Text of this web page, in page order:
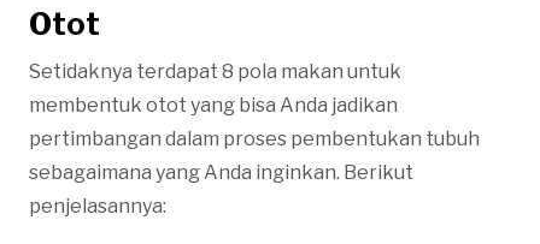
Otot
Setidaknya terdapat 8 pola makan untuk
membentuk otot yang bisa Anda jadikan
pertimbangan dalam proses pembentukan tubuh
sebagaimana yang Anda inginkan. Berikut
penjelasannya: